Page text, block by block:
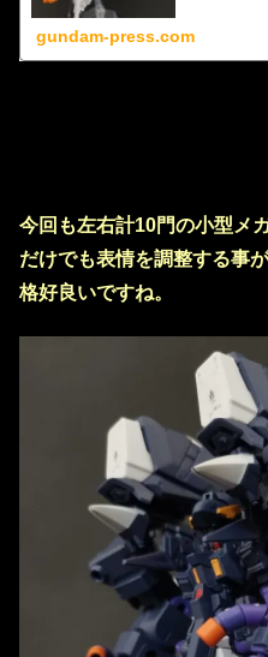
gundam-press.com
今回も左右計10門の小型メ
だけでも表情を調整する事
格好良いですね。